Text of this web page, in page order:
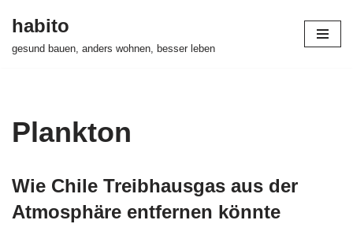
habito
gesund bauen, anders wohnen, besser leben
Plankton
Wie Chile Treibhausgas aus der
Atmosphäre entfernen könnte